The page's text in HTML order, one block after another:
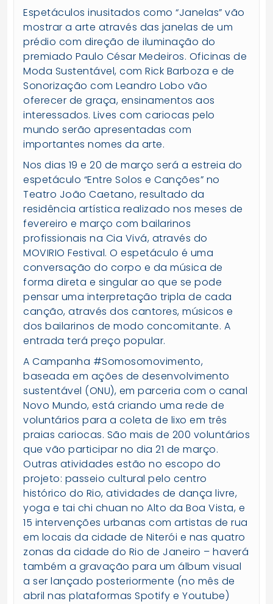
Espetáculos inusitados como “Janelas” vão
mostrar a arte através das janelas de um
prédio com direção de iluminação do
premiado Paulo César Medeiros. Oficinas de
Moda Sustentável, com Rick Barboza e de
Sonorização com Leandro Lobo vão
oferecer de graça, ensinamentos aos
interessados. Lives com cariocas pelo
mundo serão apresentadas com
importantes nomes da arte.
Nos dias 19 e 20 de março será a estreia do
espetáculo “Entre Solos e Canções” no
Teatro João Caetano, resultado da
residência artística realizado nos meses de
fevereiro e março com bailarinos
profissionais na Cia Vivá, através do
MOVIRIO Festival. O espetáculo é uma
conversação do corpo e da música de
forma direta e singular ao que se pode
pensar uma interpretação tripla de cada
canção, através dos cantores, músicos e
dos bailarinos de modo concomitante. A
entrada terá preço popular.
A Campanha #Somosomovimento,
baseada em ações de desenvolvimento
sustentável (ONU), em parceria com o canal
Novo Mundo, está criando uma rede de
voluntários para a coleta de lixo em três
praias cariocas. São mais de 200 voluntários
que vão participar no dia 21 de março.
Outras atividades estão no escopo do
projeto: passeio cultural pelo centro
histórico do Rio, atividades de dança livre,
yoga e tai chi chuan no Alto da Boa Vista, e
15 intervenções urbanas com artistas de rua
em locais da cidade de Niterói e nas quatro
zonas da cidade do Rio de Janeiro – haverá
também a gravação para um álbum visual
a ser lançado posteriormente (no mês de
abril nas plataformas Spotify e Youtube)